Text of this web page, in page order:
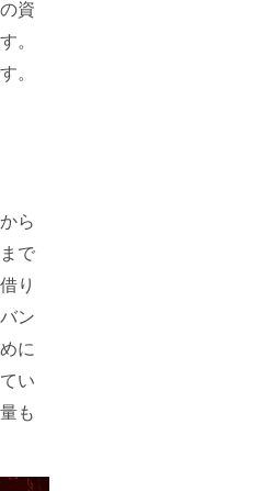
資
。
。
ら
で
り
ン
に
い
も